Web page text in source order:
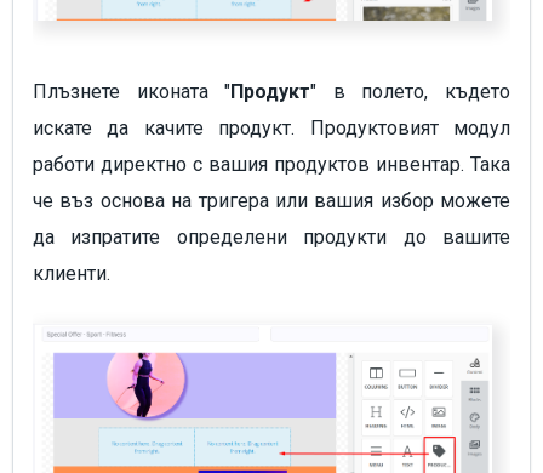
Плъзнете иконата "Продукт" в полето, където
искате да качите продукт. Продуктовият модул
работи директно с вашия продуктов инвентар. Така
че въз основа на тригера или вашия избор можете
да изпратите определени продукти до вашите
клиенти.